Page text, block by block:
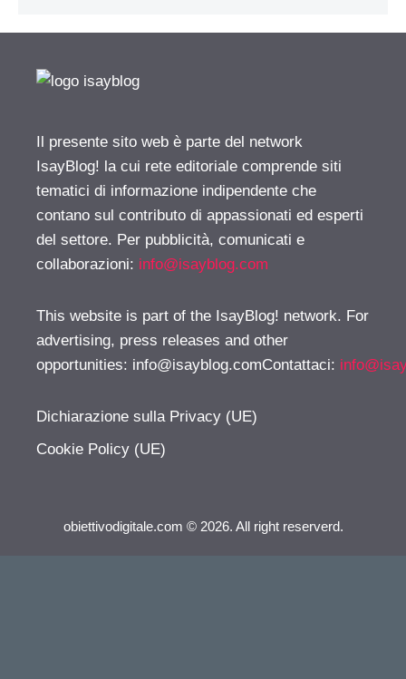
Il presente sito web è parte del network
IsayBlog! la cui rete editoriale comprende siti
tematici di informazione indipendente che
contano sul contributo di appassionati ed esperti
del settore. Per pubblicità, comunicati e
collaborazioni: info@isayblog.com
This website is part of the IsayBlog! network. For
advertising, press releases and other
opportunities: info@isayblog.comContattaci:
Dichiarazione sulla Privacy (UE)
Cookie Policy (UE)
obiettivodigitale.com © 2026. All right reserverd.